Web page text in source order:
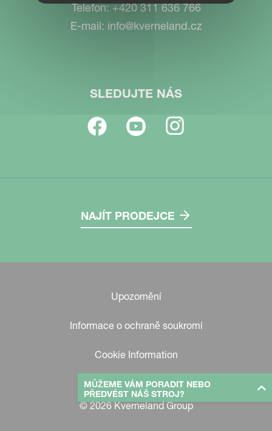
MŮŽEME VÁM PORADIT NEBO
PŘEDVÉST NÁŠ STROJ?
Telefon:+420 311 636 766
E-mail: info@kverneland.cz
SLEDUJTE NÁS
NAJÍT PRODEJCE
Upozornění
Informace o ochraně soukromí
Cookie Information
© 2026 Kverneland Group